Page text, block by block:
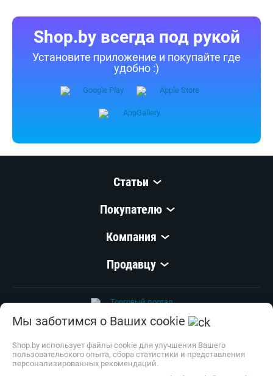
Shop.by всегда под рукой
Установите приложение и покупайте где
удобно :)
Статьи
Покупателю
Компания
Продавцу
ООО «Открытый Контакт»
УНП 100008738
Настройка cookie
Мы заботимся о Ваших cookie
Shop.by использует файлы cookie для улучшения Вашего
пользовательского опыта, сбора статистики и представления
персонализированных рекомендаций.